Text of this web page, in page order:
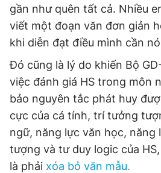
gần như quên tất cả. Nhiều
viết một đoạn văn đơn giản
khi diễn đạt điều mình cần
Đó cũng là lý do khiến Bộ
việc đánh giá HS trong môn
bảo nguyên tắc phát huy
cực của cá tính, trí tưởng
ngữ, năng lực văn học, năng
tượng và tư duy logic của
là phải xóa bỏ văn mẫu.